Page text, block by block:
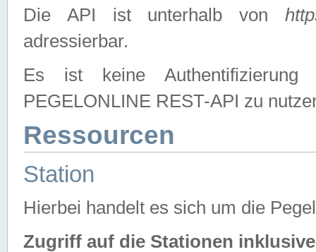
Die API ist unterhalb von
adressierbar.
Es ist keine
PEGELONLINE REST-API zu
Ressourcen
Station
Hierbei handelt es sich um die
Zugriff auf die Stationen